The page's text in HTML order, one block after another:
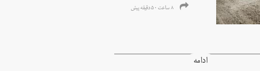
۸ ساعت ۵۰ دقیقه پیش
ادامه